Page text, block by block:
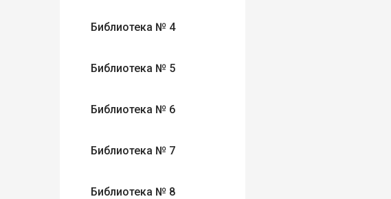
Библиотека № 4
Библиотека № 5
Библиотека № 6
Библиотека № 7
Библиотека № 8